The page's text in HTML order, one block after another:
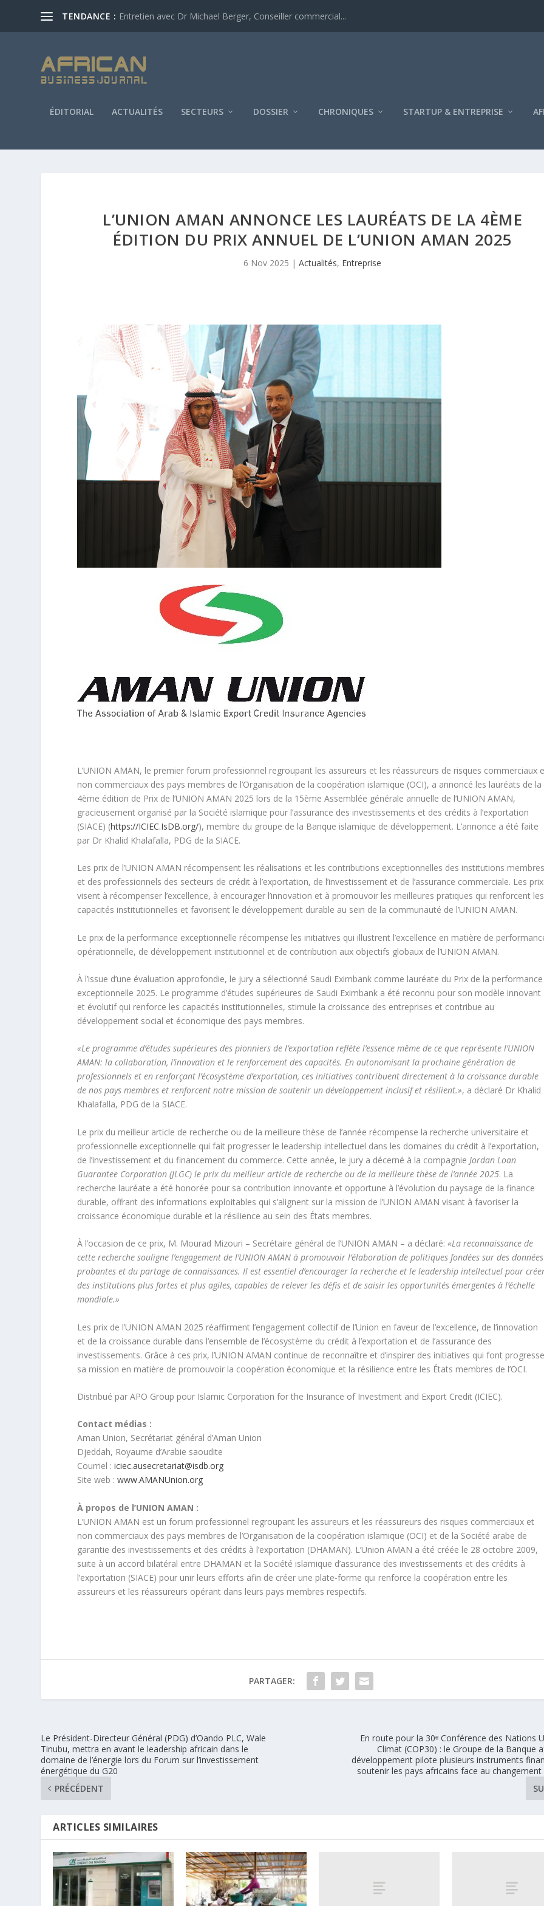
TENDANCE : Entretien avec Dr Michael Berger, Conseiller commercial...
ÉDITORIAL ACTUALITÉS SECTEURS DOSSIER CHRONIQUES STARTUP & ENTREPRISE
L’UNION AMAN ANNONCE LES LAURÉATS DE LA 4ÈME
ÉDITION DU PRIX ANNUEL DE L’UNION AMAN 2025
6 Nov 2025 |Actualités, Entreprise
L’UNION AMAN, le premier forum professionnel regroupant les assureurs et les réassureurs de risques commerciaux
non commerciaux des pays membres de l’Organisation de la coopération islamique (OCI), a annoncé les lauréats de la
4ème édition de Prix de l’UNION AMAN 2025 lors de la 15ème Assemblée générale annuelle de l’UNION AMAN,
gracieusement organisé par la Société islamique pour l’assurance des investissements et des crédits à l’exportation
(SIACE) (https://ICIEC.IsDB.org/), membre du groupe de la Banque islamique de développement. L’annonce a été faite
par Dr Khalid Khalafalla, PDG de la SIACE.
Les prix de l’UNION AMAN récompensent les réalisations et les contributions exceptionnelles des institutions
et des professionnels des secteurs de crédit à l’exportation, de l’investissement et de l’assurance commerciale. Les prix
visent à récompenser l’excellence, à encourager l’innovation et à promouvoir les meilleures pratiques qui renforcent les
capacités institutionnelles et favorisent le développement durable au sein de la communauté de l’UNION AMAN.
Le prix de la performance exceptionnelle récompense les initiatives qui illustrent l’excellence en matière de
opérationnelle, de développement institutionnel et de contribution aux objectifs globaux de l’UNION AMAN.
À l’issue d’une évaluation approfondie, le jury a sélectionné Saudi Eximbank comme lauréate du Prix de la performance
exceptionnelle 2025. Le programme d’études supérieures de Saudi Eximbank a été reconnu pour son modèle innovant
et évolutif qui renforce les capacités institutionnelles, stimule la croissance des entreprises et contribue au
développement social et économique des pays membres.
«Le programme d’études supérieures des pionniers de l’exportation reflète l’essence même de ce que représente l’UNION
AMAN: la collaboration, l’innovation et le renforcement des capacités. En autonomisant la prochaine génération de
professionnels et en renforçant l’écosystème d’exportation, ces initiatives contribuent directement à la croissance durable
de nos pays membres et renforcent notre mission de soutenir un développement inclusif et résilient.», a déclaré Dr Khalid
Khalafalla, PDG de la SIACE.
Le prix du meilleur article de recherche ou de la meilleure thèse de l’année récompense la recherche universitaire et
professionnelle exceptionnelle qui fait progresser le leadership intellectuel dans les domaines du crédit à l’exportation,
de l’investissement et du financement du commerce. Cette année, le jury a décerné à la compagnie Jordan Loan
Guarantee Corporation (JLGC) le prix du meilleur article de recherche ou de la meilleure thèse de l’année 2025. La
recherche lauréate a été honorée pour sa contribution innovante et opportune à l’évolution du paysage de la finance
durable, offrant des informations exploitables qui s’alignent sur la mission de l’UNION AMAN visant à favoriser la
croissance économique durable et la résilience au sein des États membres.
À l’occasion de ce prix, M. Mourad Mizouri – Secrétaire général de l’UNION AMAN – a déclaré:«La reconnaissance de
cette recherche souligne l’engagement de l’UNION AMAN à promouvoir l’élaboration de politiques fondées sur des données
probantes et du partage de connaissances. Il est essentiel d’encourager la recherche et le leadership intellectuel pour
des institutions plus fortes et plus agiles, capables de relever les défis et de saisir les opportunités émergentes à l’échelle
mondiale.»
Les prix de l’UNION AMAN 2025 réaffirment l’engagement collectif de l’Union en faveur de l’excellence, de l’innovation
et de la croissance durable dans l’ensemble de l’écosystème du crédit à l’exportation et de l’assurance des
investissements. Grâce à ces prix, l’UNION AMAN continue de reconnaître et d’inspirer des initiatives qui font
sa mission en matière de promouvoir la coopération économique et la résilience entre les États membres de l’OCI.
Distribué par APO Group pour Islamic Corporation for the Insurance of Investment and Export Credit (ICIEC).
Contact médias :
Aman Union, Secrétariat général d’Aman Union
Djeddah, Royaume d’Arabie saoudite
Courriel :iciec.ausecretariat@isdb.org
Site web :www.AMANUnion.org
À propos de l’UNION AMAN :
L’UNION AMAN est un forum professionnel regroupant les assureurs et les réassureurs des risques commerciaux et
non commerciaux des pays membres de l’Organisation de la coopération islamique (OCI) et de la Société arabe de
garantie des investissements et des crédits à l’exportation (DHAMAN). L’Union AMAN a été créée le 28 octobre 2009,
suite à un accord bilatéral entre DHAMAN et la Société islamique d’assurance des investissements et des crédits à
l’exportation (SIACE) pour unir leurs efforts afin de créer une plate-forme qui renforce la coopération entre les
assureurs et les réassureurs opérant dans leurs pays membres respectifs.
PARTAGER:
Le Président-Directeur Général (PDG) d’Oando PLC, Wale
Tinubu, mettra en avant le leadership africain dans le
domaine de l’énergie lors du Forum sur l’investissement
énergétique du G20
PRÉCÉDENT
En route pour la 30ᵉ Conférence des Nations
Climat (COP30) : le Groupe de la Banque
développement pilote plusieurs instruments
soutenir les pays africains face au
ARTICLES SIMILAIRES